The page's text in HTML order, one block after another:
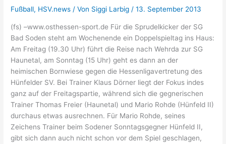
Fußball, HSV.news / Von Siggi Larbig /13. September 2013
(fs) –www.osthessen-sport.de Für die Sprudelkicker der SG
Bad Soden steht am Wochenende ein Doppelspieltag ins Haus:
Am Freitag (19.30 Uhr) führt die Reise nach Wehrda zur SG
Haunetal, am Sonntag (15 Uhr) geht es dann an der
heimischen Bornwiese gegen die Hessenligavertretung des
Hünfelder SV. Bei Trainer Klaus Dörner liegt der Fokus indes
ganz auf der Freitagspartie, während sich die gegnerischen
Trainer Thomas Freier (Haunetal) und Mario Rohde (Hünfeld II)
durchaus etwas ausrechnen. Für Mario Rohde, seines
Zeichens Trainer beim Sodener Sonntagsgegner Hünfeld II,
gibt sich dann auch nicht schon vor dem Spiel geschlagen,